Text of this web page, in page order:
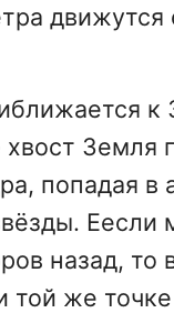
движутся
хвост Земля
попадая в
Еесли
назад, то
той же